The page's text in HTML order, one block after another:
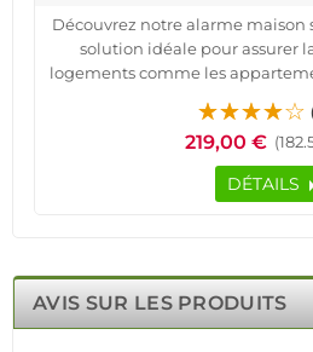
Découvrez notre alarme maison
solution idéale pour assurer
logements comme les
pièces.
Ce système de sécurité 4G
offrant une protection fiable et
fréquence de fonctionnement
centrale HA-VGT avec une sirène
de recevoir des alertes
en cas
219,00 €
DÉTAILS
AVIS SUR LES PRODUITS